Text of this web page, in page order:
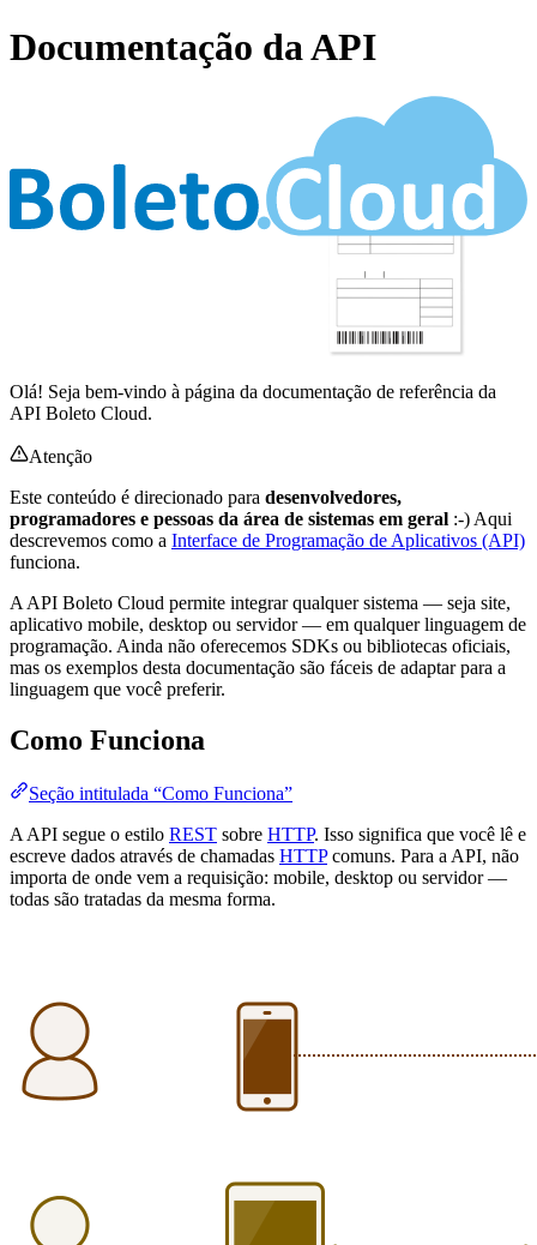
Documentação da API
Olá! Seja bem-vindo à página da documentação de referência da
API Boleto Cloud.
Atenção
Este conteúdo é direcionado para desenvolvedores,
programadores e pessoas da área de sistemas em geral :-) Aqui
descrevemos como a Interface de Programação de Aplicativos (API)
funciona.
A API Boleto Cloud permite integrar qualquer sistema — seja site,
aplicativo mobile, desktop ou servidor — em qualquer linguagem de
programação. Ainda não oferecemos SDKs ou bibliotecas oficiais,
mas os exemplos desta documentação são fáceis de adaptar para a
linguagem que você preferir.
Como Funciona
Seção intitulada “Como Funciona”
A API segue o estilo REST sobre HTTP. Isso significa que você lê e
escreve dados através de chamadas HTTPcomuns. Para a API, não
importa de onde vem a requisição: mobile, desktop ou servidor —
todas são tratadas da mesma forma.